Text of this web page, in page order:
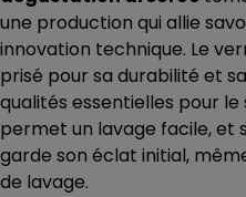
une production qui allie
innovation technique. Le
prisé pour sa durabilité et
qualités essentielles pour le
permet un lavage facile, et
garde son éclat initial,
de lavage.